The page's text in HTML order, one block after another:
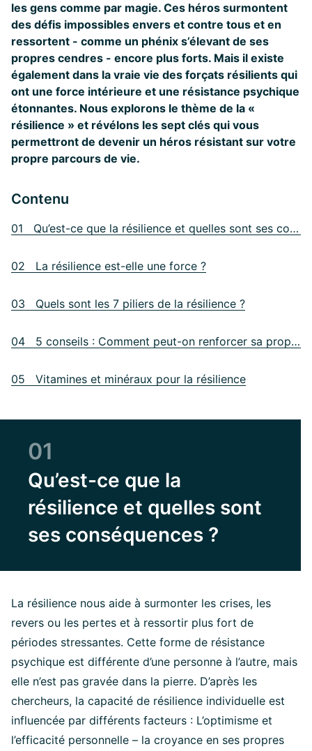
les gens comme par magie. Ces héros surmontent
des défis impossibles envers et contre tous et en
ressortent - comme un phénix s’élevant de ses
propres cendres - encore plus forts. Mais il existe
également dans la vraie vie des forçats résilients qui
ont une force intérieure et une résistance psychique
étonnantes. Nous explorons le thème de la «
résilience » et révélons les sept clés qui vous
permettront de devenir un héros résistant sur votre
propre parcours de vie.
Contenu
01 Qu’est-ce que la résilience et quelles sont ses conséquences ?
02 La résilience est-elle une force ?
03 Quels sont les 7 piliers de la résilience ?
04 5 conseils : Comment peut-on renforcer sa propre résilience ?
05 Vitamines et minéraux pour la résilience
01
Qu’est-ce que la
résilience et quelles sont
ses conséquences ?
La résilience nous aide à surmonter les crises, les
revers ou les pertes et à ressortir plus fort de
périodes stressantes. Cette forme de résistance
psychique est différente d’une personne à l’autre, mais
elle n’est pas gravée dans la pierre. D’après les
chercheurs, la capacité de résilience individuelle est
influencée par différents facteurs : L’optimisme et
l’efficacité personnelle – la croyance en ses propres